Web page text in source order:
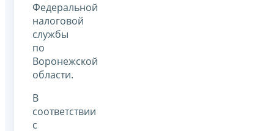
Федеральной
налоговой
службы
по
Воронежской
области.
В
соответствии
с